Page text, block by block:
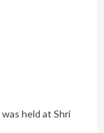
held at Shri